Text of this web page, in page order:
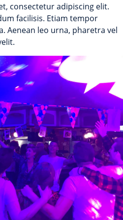
consectetur adipiscing elit.
facilisis. Etiam tempor
Aenean leo urna, pharetra vel